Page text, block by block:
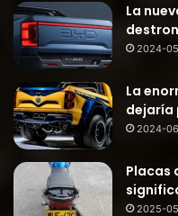
La
2024-
La
dejaría
2024-
Placas
2025-